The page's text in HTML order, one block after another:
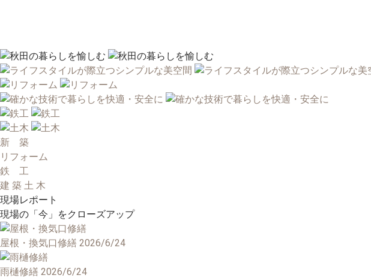
新 築
リフォーム
鉄 工
建 築 土 木
現場レポート
現場の「今」をクローズアップ
屋根・換気口修繕 2026/6/24
雨樋修繕 2026/6/24